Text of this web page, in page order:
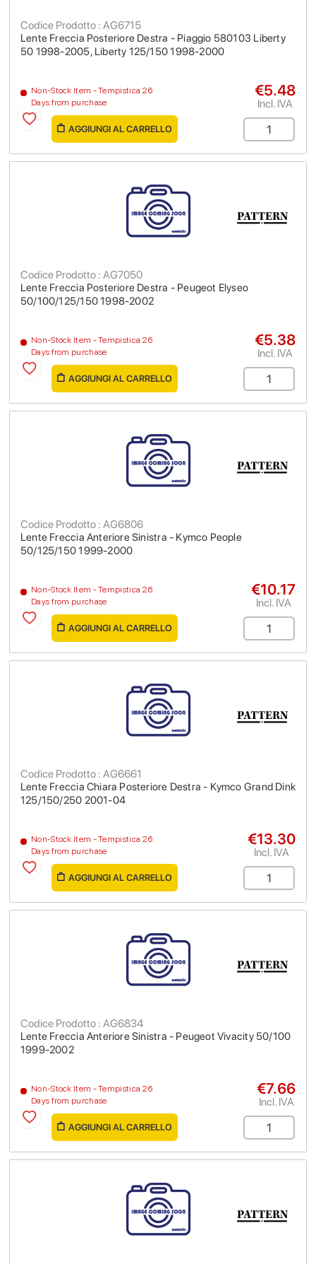
Lente Freccia Posteriore Destra - Piaggio 580103 Liberty
50 1998-2005, Liberty 125/150 1998-2000
Codice Prodotto : AG6715
Non-Stock Item - Tempistica 26
Days from purchase
€5.48
Incl. IVA
AGGIUNGI AL CARRELLO
Lente Freccia Posteriore Destra - Peugeot Elyseo
50/100/125/150 1998-2002
Codice Prodotto : AG7050
Non-Stock Item - Tempistica 26
Days from purchase
€5.38
Incl. IVA
AGGIUNGI AL CARRELLO
Lente Freccia Anteriore Sinistra - Kymco People
50/125/150 1999-2000
Codice Prodotto : AG6806
Non-Stock Item - Tempistica 26
Days from purchase
€10.17
Incl. IVA
AGGIUNGI AL CARRELLO
Lente Freccia Chiara Posteriore Destra - Kymco Grand Dink
125/150/250 2001-04
Codice Prodotto : AG6661
Non-Stock Item - Tempistica 26
Days from purchase
€13.30
Incl. IVA
AGGIUNGI AL CARRELLO
Lente Freccia Anteriore Sinistra - Peugeot Vivacity 50/100
1999-2002
Codice Prodotto : AG6834
Non-Stock Item - Tempistica 26
Days from purchase
€7.66
Incl. IVA
AGGIUNGI AL CARRELLO